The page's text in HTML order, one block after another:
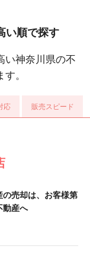
い順で探す
い神奈川県の不
。
応 販売スピード
売却は、お客様第
動産へ